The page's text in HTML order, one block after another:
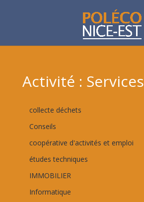
Activité : Services
collecte déchets
Conseils
coopérative d'activités et emploi
études techniques
IMMOBILIER
Informatique